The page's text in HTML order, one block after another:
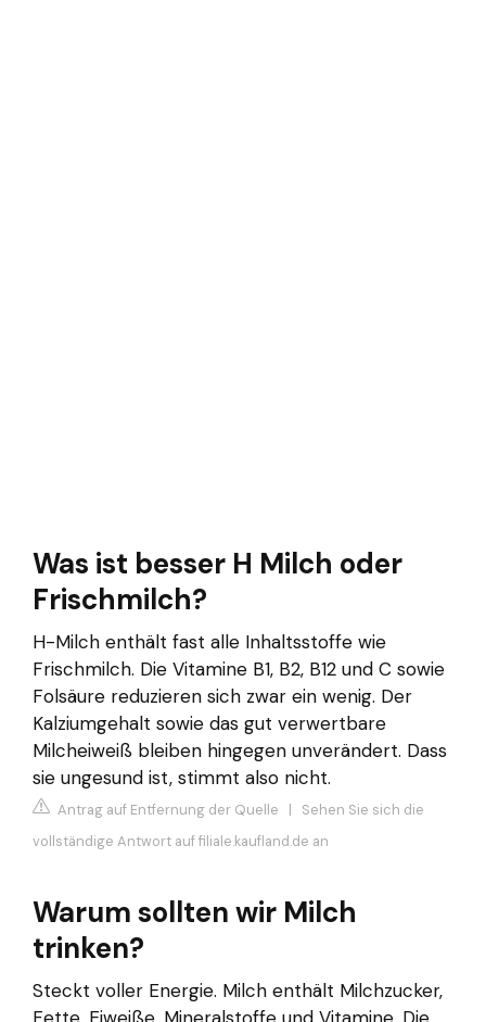
Was ist besser H Milch oder
Frischmilch?
H-Milch enthält fast alle Inhaltsstoffe wie
Frischmilch. Die Vitamine B1, B2, B12 und C sowie
Folsäure reduzieren sich zwar ein wenig. Der
Kalziumgehalt sowie das gut verwertbare
Milcheiweiß bleiben hingegen unverändert. Dass
sie ungesund ist, stimmt also nicht.
Antrag auf Entfernung der Quelle | Sehen Sie sich die
vollständige Antwort auf filiale.kaufland.de an
Warum sollten wir Milch
trinken?
Steckt voller Energie. Milch enthält Milchzucker,